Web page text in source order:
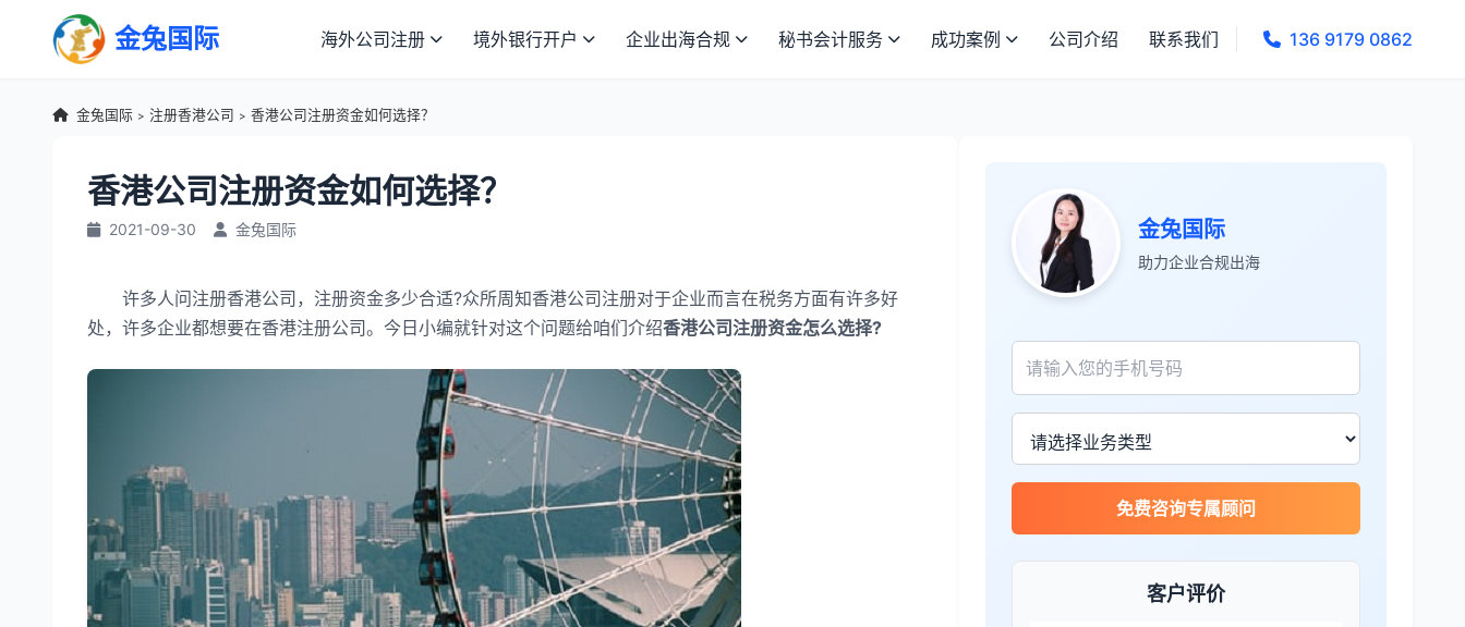
金兔国际 海外公司注册 境外银行开户 企业出海合规 秘书会计服务 成功案例 公司介绍 联系我们 136 9179 0862
金兔国际 > 注册香港公司 > 香港公司注册资金如何选择？
香港公司注册资金如何选择？
2021-09-30 金兔国际
许多人问注册香港公司，注册资金多少合适?众所周知香港公司注册对于企业而言在税务方面有许多好
处，许多企业都想要在香港注册公司。今日小编就针对这个问题给咱们介绍香港公司注册资金怎么选择?
金兔国际
助力企业合规出海
免费咨询专属顾问
客户评价
张先生
服务专业高效，一周就完成了泰国公司注
James Wilson ★★★★★
金兔国际帮我们完成了泰国建厂的所有法